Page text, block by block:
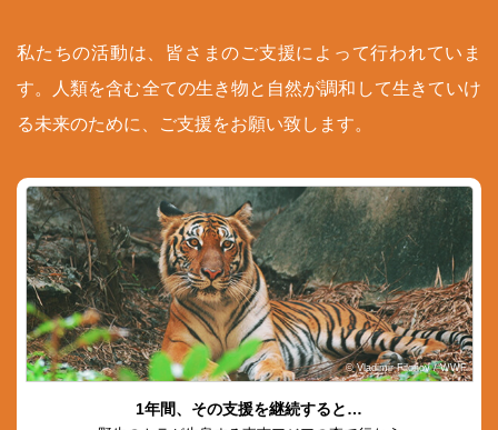
私たちの活動は、皆さまのご支援によって行われていま
す。人類を含む全ての生き物と自然が調和して生きていけ
る未来のために、ご支援をお願い致します。
© Vladimir Filonov / WWF
1年間、その支援を継続すると…